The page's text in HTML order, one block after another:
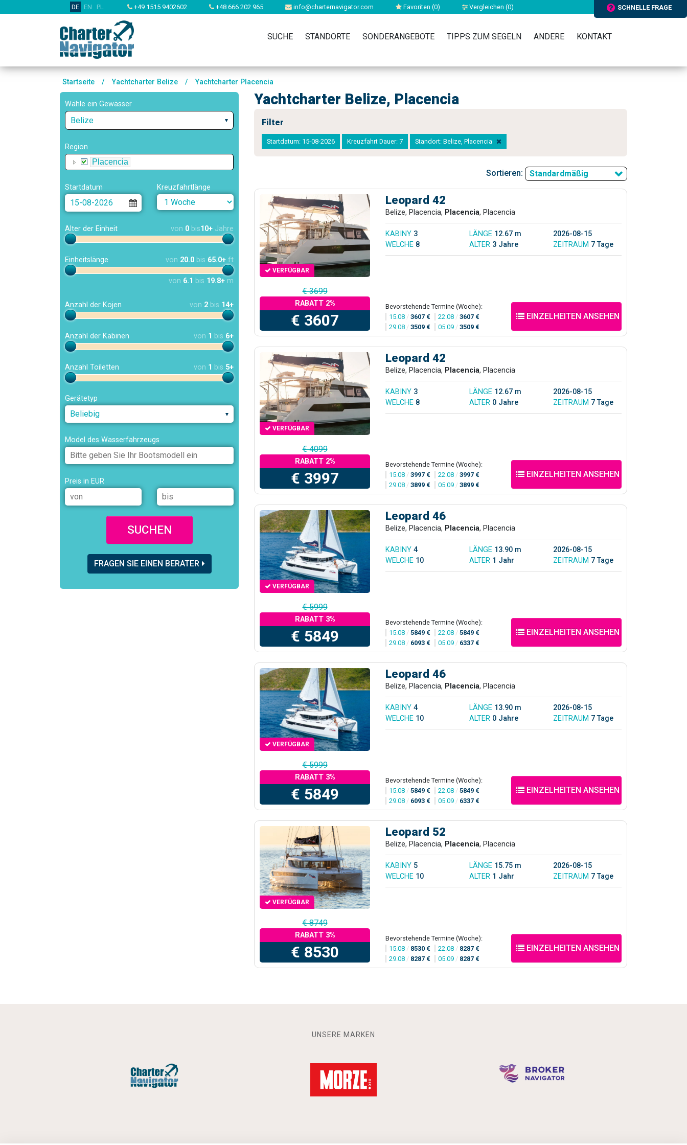
DE EN PL +49 1515 9402602 +48 666 202 965 info@charternavigator.com Favoriten (0) Vergleichen (0) SCHNELLE FRAGE
SUCHE STANDORTE SONDERANGEBOTE TIPPS ZUM SEGELN ANDERE KONTAKT
Startseite / Yachtcharter Belize / Yachtcharter Placencia
Wähle ein Gewässer
Belize
Region
Placencia
Startdatum Kreuzfahrtlänge
Alter der Einheit von 0 bis10+ Jahre
Einheitslänge von 20.0 bis 65.0+ ft
von 6.1 bis 19.8+ m
Anzahl der Kojen von 2 bis 14+
Anzahl der Kabinen von 1 bis 6+
Anzahl Toiletten von 1 bis 5+
Gerätetyp
Beliebig
Model des Wasserfahrzeugs
Preis in EUR
SUCHEN
FRAGEN SIE EINEN BERATER
Yachtcharter Belize, Placencia
Filter
Startdatum: 15-08-2026 Kreuzfahrt Dauer: 7 Standort: Belize, Placencia
Sortieren: Standardmäßig
VERFÜGBAR
Leopard 42
Belize, Placencia, Placencia, Placencia
KABINY 3 LÄNGE 12.67 m
2026-08-15
WELCHE 8 ALTER 3 Jahre ZEITRAUM 7 Tage
€ 3699
RABATT 2%
€ 3607
Bevorstehende Termine (Woche):
15.08 / 3607 € 22.08 / 3607 €
29.08 / 3509 € 05.09 / 3509 €
EINZELHEITEN ANSEHEN
VERFÜGBAR
Leopard 42
Belize, Placencia, Placencia, Placencia
KABINY 3 LÄNGE 12.67 m
2026-08-15
WELCHE 8 ALTER 0 Jahre ZEITRAUM 7 Tage
€ 4099
RABATT 2%
€ 3997
Bevorstehende Termine (Woche):
15.08 / 3997 € 22.08 / 3997 €
29.08 / 3899 € 05.09 / 3899 €
EINZELHEITEN ANSEHEN
VERFÜGBAR
Leopard 46
Belize, Placencia, Placencia, Placencia
KABINY 4 LÄNGE 13.90 m
2026-08-15
WELCHE 10 ALTER 1 Jahr ZEITRAUM 7 Tage
€ 5999
RABATT 3%
€ 5849
Bevorstehende Termine (Woche):
15.08 / 5849 € 22.08 / 5849 €
29.08 / 6093 € 05.09 / 6337 €
EINZELHEITEN ANSEHEN
VERFÜGBAR
Leopard 46
Belize, Placencia, Placencia, Placencia
KABINY 4 LÄNGE 13.90 m
2026-08-15
WELCHE 10 ALTER 0 Jahre ZEITRAUM 7 Tage
€ 5999
RABATT 3%
€ 5849
Bevorstehende Termine (Woche):
15.08 / 5849 € 22.08 / 5849 €
29.08 / 6093 € 05.09 / 6337 €
EINZELHEITEN ANSEHEN
VERFÜGBAR
Leopard 52
Belize, Placencia, Placencia, Placencia
KABINY 5 LÄNGE 15.75 m
2026-08-15
WELCHE 10 ALTER 1 Jahr ZEITRAUM 7 Tage
€ 8749
RABATT 3%
€ 8530
Bevorstehende Termine (Woche):
15.08 / 8530 € 22.08 / 8287 €
29.08 / 8287 € 05.09 / 8287 €
EINZELHEITEN ANSEHEN
UNSERE MARKEN